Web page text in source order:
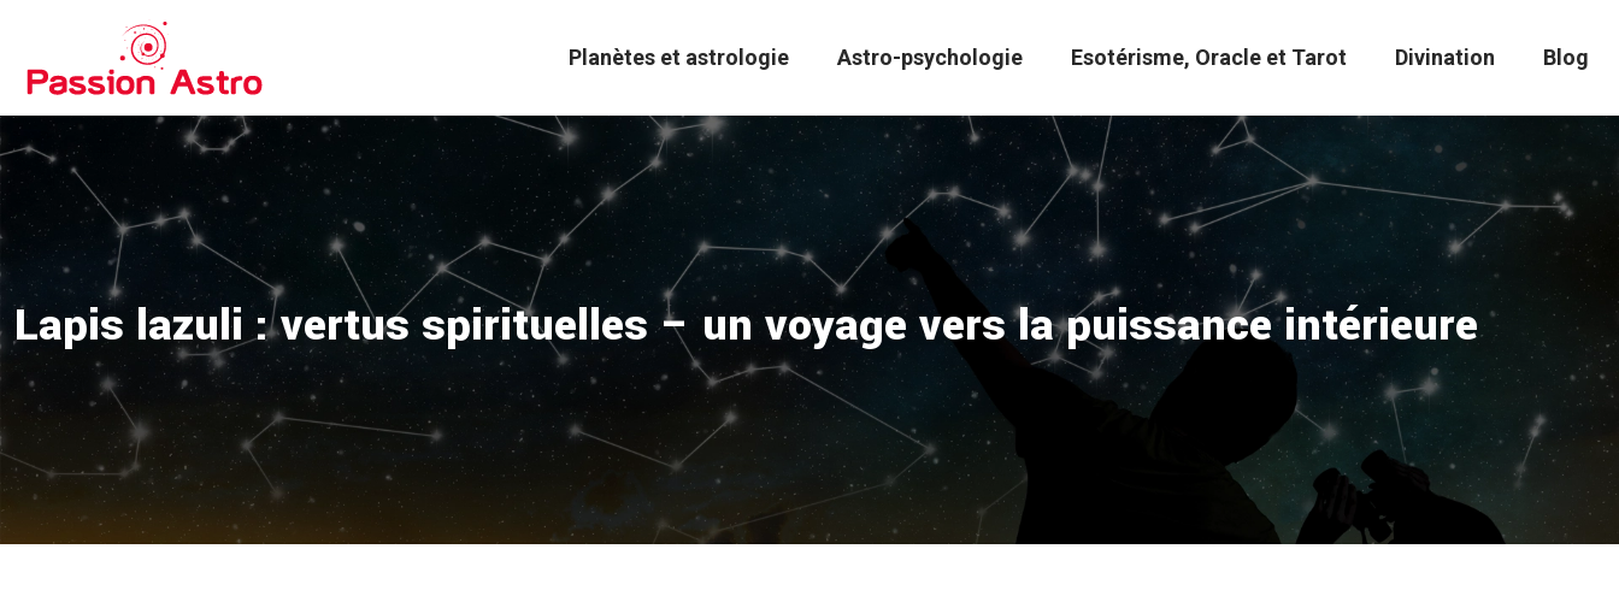
Planètes et astrologie Astro-psychologie Esotérisme, Oracle et Tarot Divination Blog
Lapis lazuli : vertus spirituelles – un voyage vers la puissance intérieure